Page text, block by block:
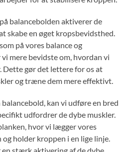
balancebolden aktiverer de
skabe en øget kropsbevidsthed.
på vores balance og
mere bevidste om, hvordan vi
Dette gør det lettere for os at
og træne dem mere effektivt.
kan vi udføre en bred
udfordrer de dybe muskler.
hvor vi lægger vores
holder kroppen i en lige linje.
stærk aktivering af de dybe